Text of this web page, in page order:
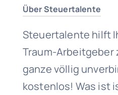
Über Steuertalente
Steuertalente hilft
Traum-Arbeitgeber
ganze völlig
kostenlos! Was ist